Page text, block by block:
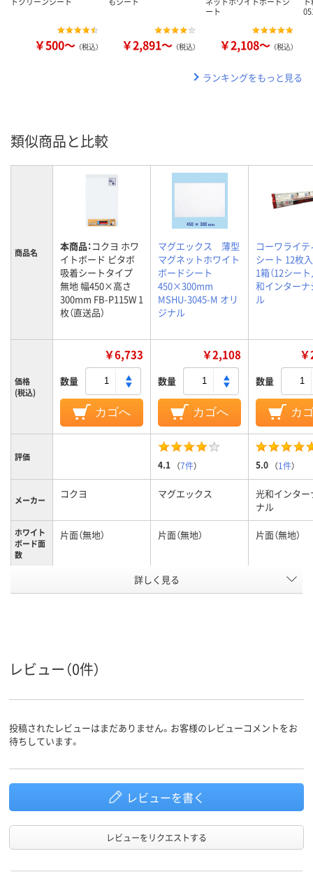
￥500～ （税込） ￥2,891～ （税込）
ート
￥2,108～ （税込）
ランキングをもっと見る
類似商品と比較
商品名 本商品：コクヨ ホワ
イトボード ピタボ
吸着シートタイプ
無地 幅450×高さ
300mm FB-P115W 1
枚（直送品）
マグエックス 薄型
マグネットホワイト
ボードシート
450×300mm
MSHU-3045-M オリ
ジナル
コーワライ
シート 12枚
1箱（12シート
和インターナ
ル
価格
(税込)
￥6,733
数量
カゴへ
￥2,108
数量
カゴへ
数量
カ
評価
4.1 （7件） 5.0 （1件）
メーカー コクヨ マグエックス
光和インター
ナル
ホワイト
ボード面
数
片面（無地） 片面（無地） 片面（無地）
0.5mm 0.05ｍｍ
スコア
詳しく見る
レビュー（0件）
投稿されたレビューはまだありません。お客様のレビューコメントをお
待ちしています。
レビューを書く
レビューをリクエストする